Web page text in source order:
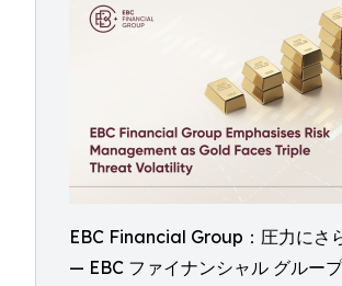
EBC Financial Group：圧力にさ
— EBC ファイナンシャル グルー